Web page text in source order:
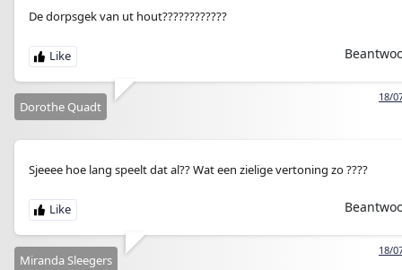
De dorpsgek van ut hout????????????
18/
Dorothe Quadt
Sjeeee hoe lang speelt dat al?? Wat een zielige vertoning zo ????
18/
Miranda Sleegers